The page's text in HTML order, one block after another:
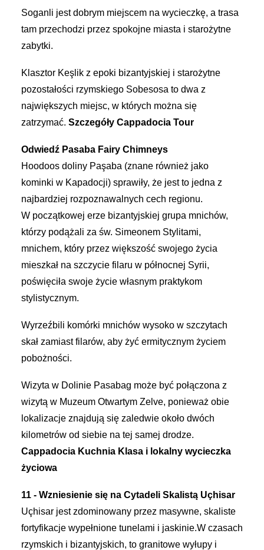
Soganli jest dobrym miejscem na wycieczkę, a trasa
tam przechodzi przez spokojne miasta i starożytne
zabytki.
Klasztor Keşlik z epoki bizantyjskiej i starożytne
pozostałości rzymskiego Sobesosa to dwa z
największych miejsc, w których można się
zatrzymać. Szczegóły Cappadocia Tour
Odwiedź Pasaba Fairy Chimneys
Hoodoos doliny Paşaba (znane również jako
kominki w Kapadocji) sprawiły, że jest to jedna z
najbardziej rozpoznawalnych cech regionu.
W początkowej erze bizantyjskiej grupa mnichów,
którzy podążali za św. Simeonem Stylitami,
mnichem, który przez większość swojego życia
mieszkał na szczycie filaru w północnej Syrii,
poświęciła swoje życie własnym praktykom
stylistycznym.
Wyrzeźbili komórki mnichów wysoko w szczytach
skał zamiast filarów, aby żyć ermitycznym życiem
pobożności.
Wizyta w Dolinie Pasabag może być połączona z
wizytą w Muzeum Otwartym Zelve, ponieważ obie
lokalizacje znajdują się zaledwie około dwóch
kilometrów od siebie na tej samej drodze.
Cappadocia Kuchnia Klasa i lokalny wycieczka
życiowa
11 - Wzniesienie się na Cytadeli Skalistą Uçhisar
Uçhisar jest zdominowany przez masywne, skaliste
fortyfikacje wypełnione tunelami i jaskinie.W czasach
rzymskich i bizantyjskich, to granitowe wyłupy i